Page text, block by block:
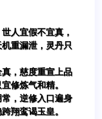
人宜假不宜真，
重漏泄，灵丹只
，慈度重宣上品
修炼气和精。
，逆修入口遍身
翔鸾谒玉皇。